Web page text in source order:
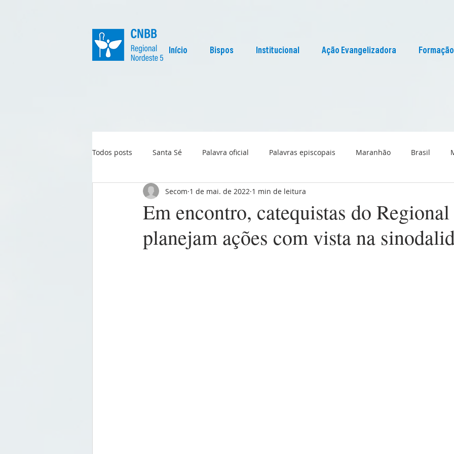
Início Bispos Institucional Ação Evangelizadora Formação
Todos posts Santa Sé Palavra oficial Palavras episcopais Maranhão Brasil
Igreja no Mundo Liturgia Pascom Maranhão
Em encontro, catequistas do
planejam ações com vista na
Secom 1 de mai. de 2022 1 min de leitura